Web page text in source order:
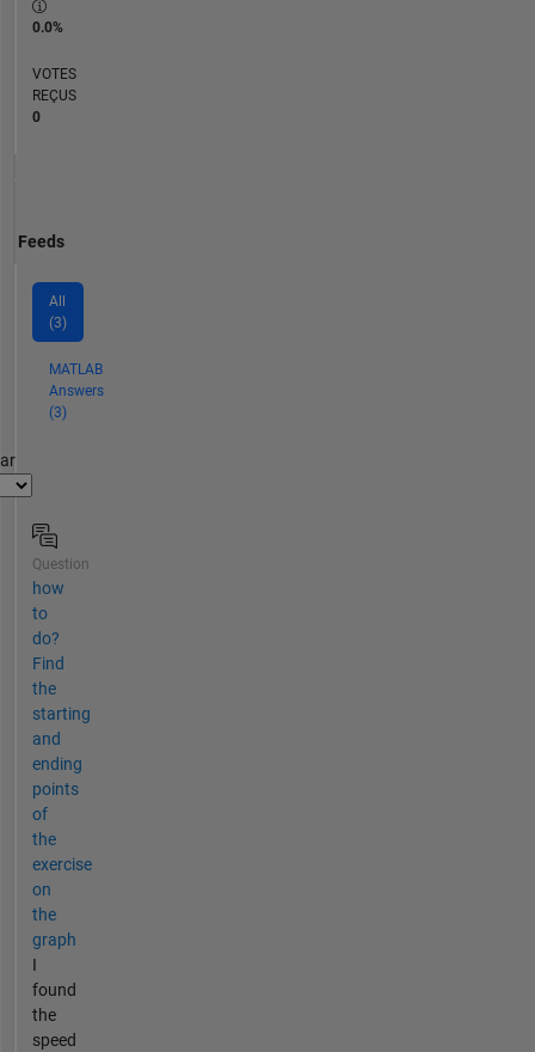
0.0%
VOTES
REÇUS
0
Feeds
All
(3)
MATLAB
Answers
(3)
Question
how
to
do?
Find
the
starting
and
ending
points
of
the
exercise
on
the
graph
I
found
the
speed